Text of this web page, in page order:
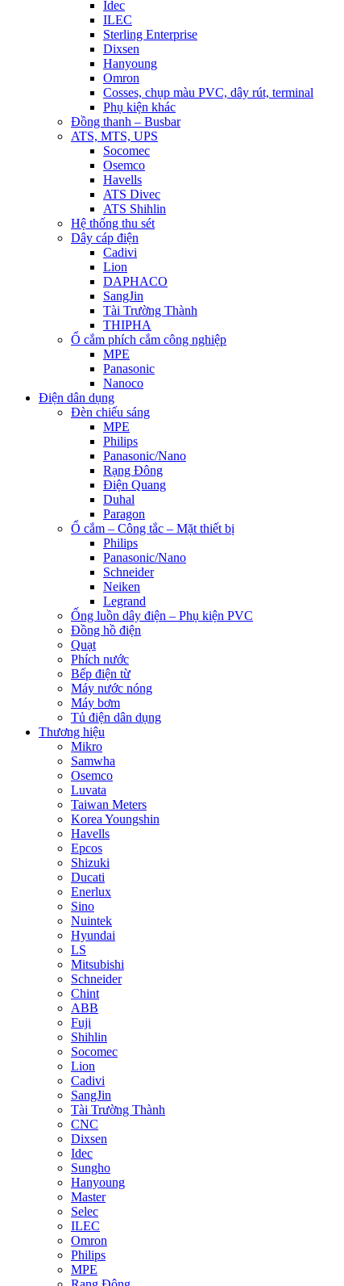
Idec
ILEC
Sterling Enterprise
Dixsen
Hanyoung
Omron
Cosses, chụp màu PVC, dây rút, terminal
Phụ kiện khác
Đồng thanh – Busbar
ATS, MTS, UPS
Socomec
Osemco
Havells
ATS Divec
ATS Shihlin
Hệ thống thu sét
Dây cáp điện
Cadivi
Lion
DAPHACO
SangJin
Tài Trường Thành
THIPHA
Ổ cắm phích cắm công nghiệp
MPE
Panasonic
Nanoco
Điện dân dụng
Đèn chiếu sáng
MPE
Philips
Panasonic/Nano
Rạng Đông
Điện Quang
Duhal
Paragon
Ổ cắm – Công tắc – Mặt thiết bị
Philips
Panasonic/Nano
Schneider
Neiken
Legrand
Ống luồn dây điện – Phụ kiện PVC
Đồng hồ điện
Quạt
Phích nước
Bếp điện từ
Máy nước nóng
Máy bơm
Tủ điện dân dụng
Thương hiệu
Mikro
Samwha
Osemco
Luvata
Taiwan Meters
Korea Youngshin
Havells
Epcos
Shizuki
Ducati
Enerlux
Sino
Nuintek
Hyundai
LS
Mitsubishi
Schneider
Chint
ABB
Fuji
Shihlin
Socomec
Lion
Cadivi
SangJin
Tài Trường Thành
CNC
Dixsen
Idec
Sungho
Hanyoung
Master
Selec
ILEC
Omron
Philips
MPE